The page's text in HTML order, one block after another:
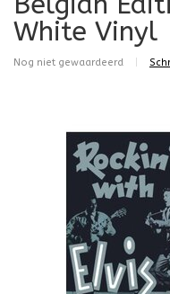
White Vinyl
Nog niet gewaardeerd